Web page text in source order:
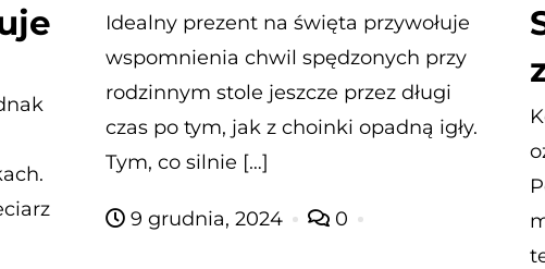
Idealny prezent na święta przywołuje
wspomnienia chwil spędzonych przy
rodzinnym stole jeszcze przez długi
czas po tym, jak z choinki opadną igły.
Tym, co silnie […]
9 grudnia, 2024 0